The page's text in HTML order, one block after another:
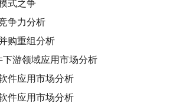
式之争
争力分析
购重组分析
游领域应用市场分析
件应用市场分析
件应用市场分析